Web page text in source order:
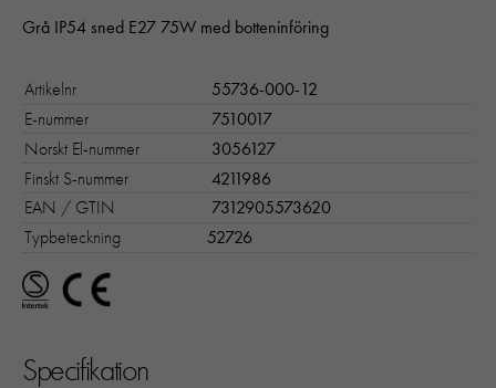
Grå IP54 sned E27 75W med botteninföring
Artikelnr
55736-000-12
E-nummer
7510017
Norskt El-nummer
3056127
Finskt S-nummer
4211986
EAN / GTIN
7312905573620
Typbeteckning
52726
Specifikation